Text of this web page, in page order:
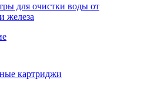
для очистки воды от
железа
картриджи